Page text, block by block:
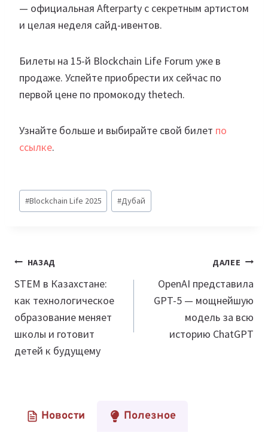
— официальная Afterparty с секретным артистом
и целая неделя сайд-ивентов.
Билеты на 15-й Blockchain Life Forum уже в
продаже. Успейте приобрести их сейчас по
первой цене по промокоду thetech.
Узнайте больше и выбирайте свой билет по
ссылке.
Метки
записи:
#Blockchain Life 2025 #Дубай
Навигация
по
записям
НАЗАД
STEM в Казахстане:
как технологическое
образование меняет
школы и готовит
детей к будущему
ДАЛЕЕ
OpenAI представила
GPT-5 — мощнейшую
модель за всю
историю ChatGPT
Новости Полезное